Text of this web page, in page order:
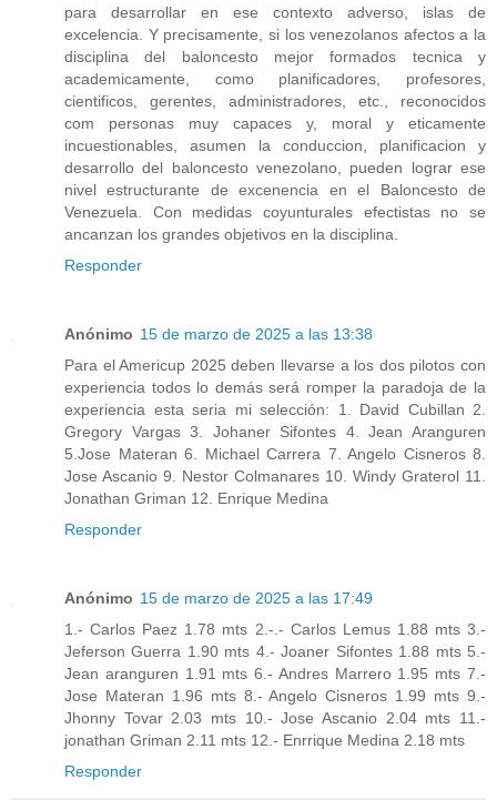
para desarrollar en ese contexto adverso, islas de
excelencia. Y precisamente, si los venezolanos afectos a la
disciplina del baloncesto mejor formados tecnica y
academicamente, como planificadores, profesores,
cientificos, gerentes, administradores, etc., reconocidos
com personas muy capaces y, moral y eticamente
incuestionables, asumen la conduccion, planificacion y
desarrollo del baloncesto venezolano, pueden lograr ese
nivel estructurante de excenencia en el Baloncesto de
Venezuela. Con medidas coyunturales efectistas no se
ancanzan los grandes objetivos en la disciplina.
Responder
Anónimo 15 de marzo de 2025 a las 13:38
Para el Americup 2025 deben llevarse a los dos pilotos con
experiencia todos lo demás será romper la paradoja de la
experiencia esta seria mi selección: 1. David Cubillan 2.
Gregory Vargas 3. Johaner Sifontes 4. Jean Aranguren
5.Jose Materan 6. Michael Carrera 7. Angelo Cisneros 8.
Jose Ascanio 9. Nestor Colmanares 10. Windy Graterol 11.
Jonathan Griman 12. Enrique Medina
Responder
Anónimo 15 de marzo de 2025 a las 17:49
1.- Carlos Paez 1.78 mts 2.-.- Carlos Lemus 1.88 mts 3.-
Jeferson Guerra 1.90 mts 4.- Joaner Sifontes 1.88 mts 5.-
Jean aranguren 1.91 mts 6.- Andres Marrero 1.95 mts 7.-
Jose Materan 1.96 mts 8.- Angelo Cisneros 1.99 mts 9.-
Jhonny Tovar 2.03 mts 10.- Jose Ascanio 2.04 mts 11.-
jonathan Griman 2.11 mts 12.- Enrrique Medina 2.18 mts
Responder